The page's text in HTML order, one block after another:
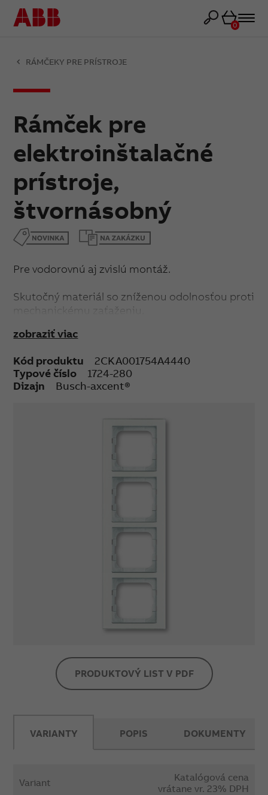
Košík
0
RÁMČEKY PRE PRÍSTROJE
Rámček pre
elektroinštalačné
prístroje,
štvornásobný
Pre vodorovnú aj zvislú montáž.
Skutočný materiál so zníženou odolnosťou proti
mechanickému zaťaženiu.
zobraziť viac
Kód produktu
2CKA001754A4440
Typové číslo
1724-280
Dizajn
Busch-axcent®
PRODUKTOVÝ LIST V PDF
VARIANTY
Variant
Katalógová cena
vrátane vr. 23% DPH
POPIS DOKUMENTY